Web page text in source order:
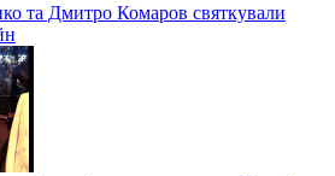
та Дмитро Комаров святкували